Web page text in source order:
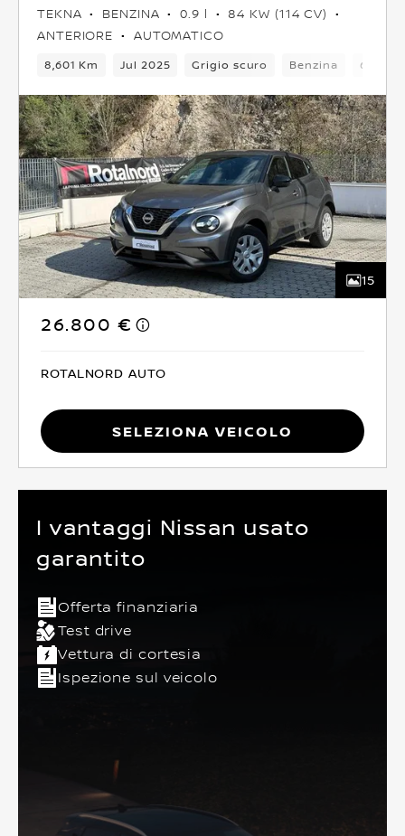
TEKNA BENZINA 0.9 l
84 KW (114 CV)
ANTERIORE
AUTOMATICO
8,601 Km Jul 2025 Grigio scuro Benzina
15
26.800 €
ROTALNORD AUTO
Seleziona Veicolo
I vantaggi Nissan usato
garantito
Offerta finanziaria
Test drive
Vettura di cortesia
Ispezione sul veicolo